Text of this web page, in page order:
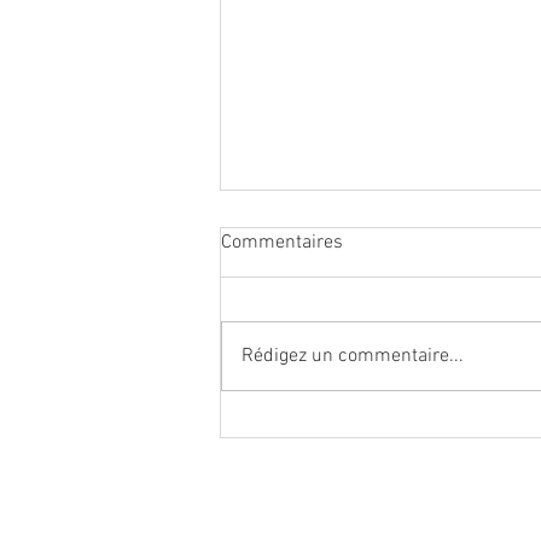
Commentaires
Rédigez un commentaire...